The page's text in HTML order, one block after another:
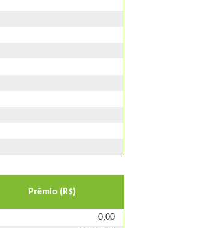
Prêmio (R$)
0,00